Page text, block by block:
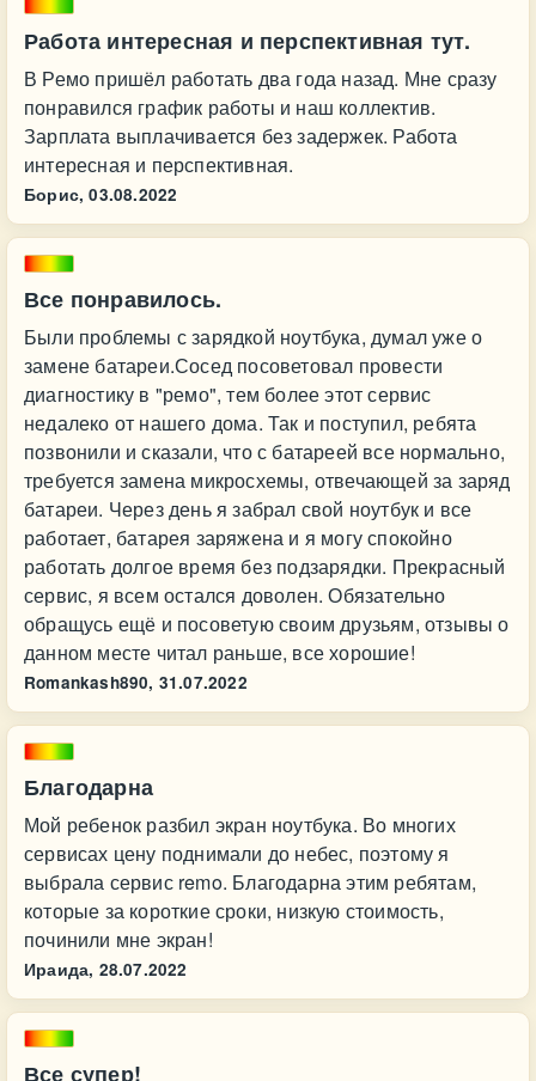
Работа интересная и перспективная тут.
В Ремо пришёл работать два года назад. Мне сразу
понравился график работы и наш коллектив.
Зарплата выплачивается без задержек. Работа
интересная и перспективная.
Борис, 03.08.2022
Все понравилось.
Были проблемы с зарядкой ноутбука, думал уже о
замене батареи.Сосед посоветовал провести
диагностику в "ремо", тем более этот сервис
недалеко от нашего дома. Так и поступил, ребята
позвонили и сказали, что с батареей все нормально,
требуется замена микросхемы, отвечающей за заряд
батареи. Через день я забрал свой ноутбук и все
работает, батарея заряжена и я могу спокойно
работать долгое время без подзарядки. Прекрасный
сервис, я всем остался доволен. Обязательно
обращусь ещё и посоветую своим друзьям, отзывы о
данном месте читал раньше, все хорошие!
Romankash890, 31.07.2022
Благодарна
Мой ребенок разбил экран ноутбука. Во многих
сервисах цену поднимали до небес, поэтому я
выбрала сервис remo. Благодарна этим ребятам,
которые за короткие сроки, низкую стоимость,
починили мне экран!
Ираида, 28.07.2022
Все супер!